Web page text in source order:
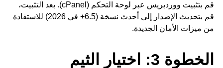
قم بتثبيت ووردبريس عبر لوحة التحكم (cPanel). بعد التثبيت،
قم بتحديث الإصدار إلى أحدث نسخة (6.5+ في 2026) للاستفادة
من ميزات الأمان الجديدة.
الخطوة 3: اختيار الثيم